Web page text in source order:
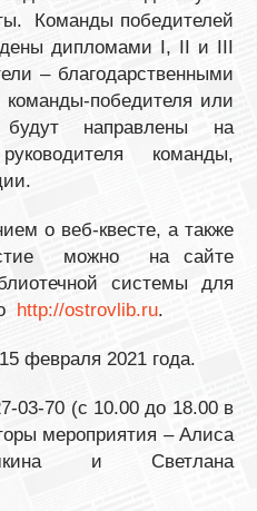
Команды победителей
дипломами I, II и III
– благодарственными
команды-победителя или
направлены на
команды,
о веб-квесте, а также
можно на сайте
системы для
http://ostrovlib.ru.
февраля 2021 года.
03-70 (с 10.00 до 18.00 в
мероприятия – Алиса
и Светлана